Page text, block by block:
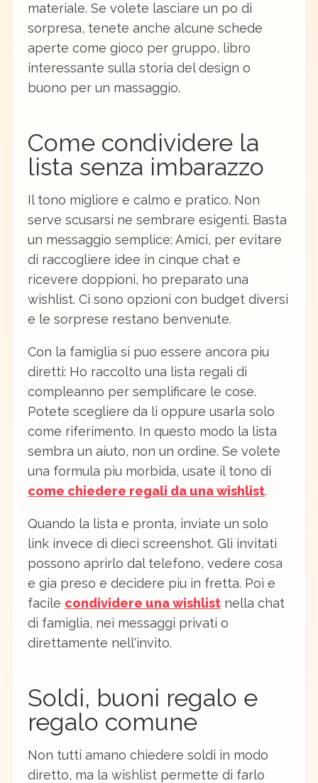
materiale. Se volete lasciare un po di
sorpresa, tenete anche alcune schede
aperte come gioco per gruppo, libro
interessante sulla storia del design o
buono per un massaggio.
Come condividere la
lista senza imbarazzo
Il tono migliore e calmo e pratico. Non
serve scusarsi ne sembrare esigenti. Basta
un messaggio semplice: Amici, per evitare
di raccogliere idee in cinque chat e
ricevere doppioni, ho preparato una
wishlist. Ci sono opzioni con budget diversi
e le sorprese restano benvenute.
Con la famiglia si puo essere ancora piu
diretti: Ho raccolto una lista regali di
compleanno per semplificare le cose.
Potete scegliere da li oppure usarla solo
come riferimento. In questo modo la lista
sembra un aiuto, non un ordine. Se volete
una formula piu morbida, usate il tono di
come chiedere regali da una wishlist.
Quando la lista e pronta, inviate un solo
link invece di dieci screenshot. Gli invitati
possono aprirlo dal telefono, vedere cosa
e gia preso e decidere piu in fretta. Poi e
facile condividere una wishlist nella chat
di famiglia, nei messaggi privati o
direttamente nell'invito.
Soldi, buoni regalo e
regalo comune
Non tutti amano chiedere soldi in modo
diretto, ma la wishlist permette di farlo